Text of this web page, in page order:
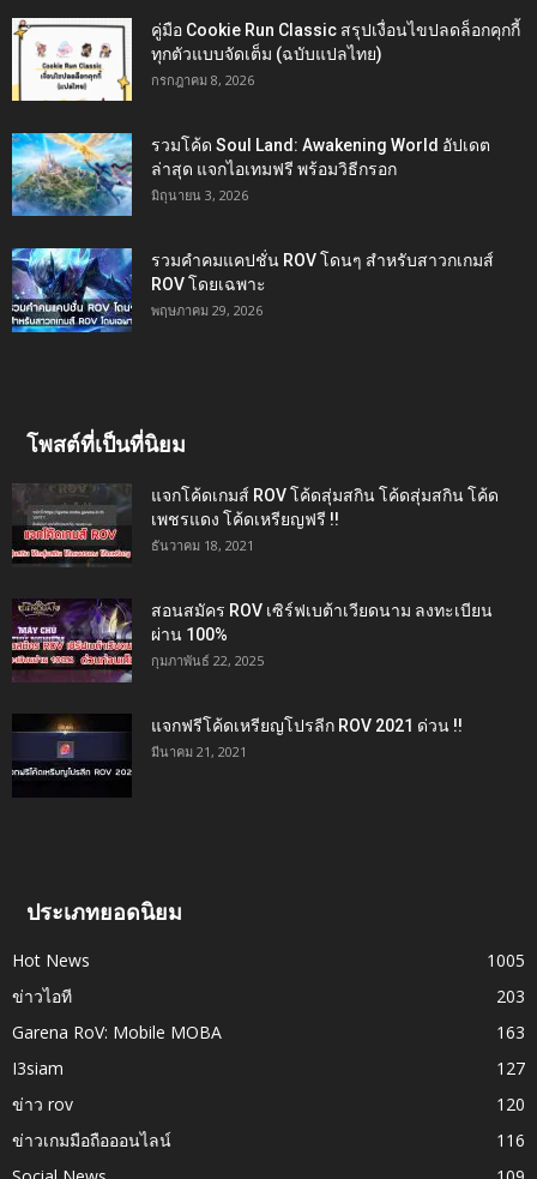
คู่มือ Cookie Run Classic สรุปเงื่อนไขปลดล็อกคุกกี้
ทุกตัวแบบจัดเต็ม (ฉบับแปลไทย)
กรกฎาคม 8, 2026
รวมโค้ด Soul Land: Awakening World อัปเดต
ล่าสุด แจกไอเทมฟรี พร้อมวิธีกรอก
มิถุนายน 3, 2026
รวมคำคมแคปชั่น ROV โดนๆ สำหรับสาวกเกมส์
ROV โดยเฉพาะ
พฤษภาคม 29, 2026
โพสต์ที่เป็นที่นิยม
แจกโค้ดเกมส์ ROV โค้ดสุ่มสกิน โค้ดสุ่มสกิน โค้ด
เพชรแดง โค้ดเหรียญฟรี !!
ธันวาคม 18, 2021
สอนสมัคร ROV เซิร์ฟเบต้าเวียดนาม ลงทะเบียน
ผ่าน 100%
กุมภาพันธ์ 22, 2025
แจกฟรีโค้ดเหรียญโปรลีก ROV 2021 ด่วน !!
มีนาคม 21, 2021
ประเภทยอดนิยม
Hot News
1005
ข่าวไอที
203
Garena RoV: Mobile MOBA
163
I3siam
127
ข่าว rov
120
ข่าวเกมมือถือออนไลน์
116